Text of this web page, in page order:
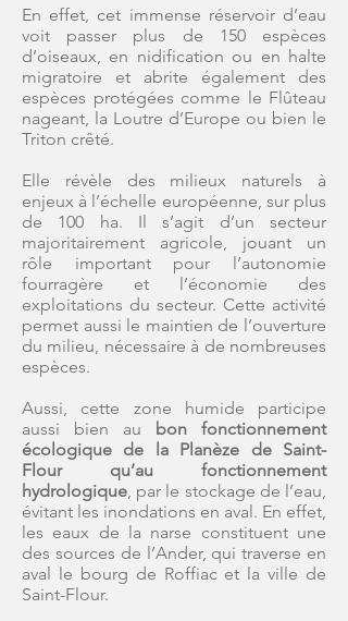
En effet, cet immense réservoir d’eau
voit passer plus de 150 espèces
d’oiseaux, en nidification ou en halte
migratoire et abrite également des
espèces protégées comme le Flûteau
nageant, la Loutre d’Europe ou bien le
Triton crêté.
Elle révèle des milieux naturels à
enjeux à l’échelle européenne, sur plus
de 100 ha. Il s’agit d’un secteur
majoritairement agricole, jouant un
rôle important pour l’autonomie
fourragère et l’économie des
exploitations du secteur. Cette activité
permet aussi le maintien de l’ouverture
du milieu, nécessaire à de nombreuses
espèces.
Aussi, cette zone humide participe
aussi bien au bon fonctionnement
écologique de la Planèze de Saint-
Flour qu’au fonctionnement
hydrologique, par le stockage de l’eau,
évitant les inondations en aval. En effet,
les eaux de la narse constituent une
des sources de l’Ander, qui traverse en
aval le bourg de Roffiac et la ville de
Saint-Flour.